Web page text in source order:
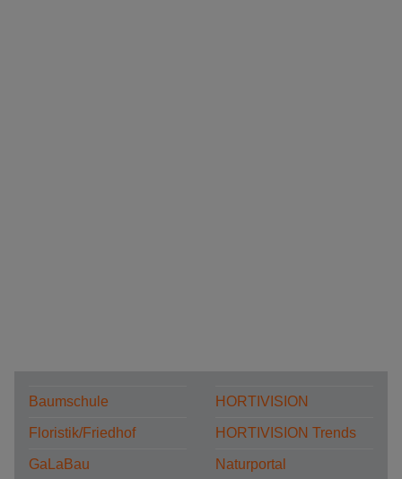
Baumschule
Floristik/Friedhof
GaLaBau
HORTIVISION
HORTIVISION Trends
Naturportal